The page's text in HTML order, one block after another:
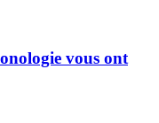
vous ont